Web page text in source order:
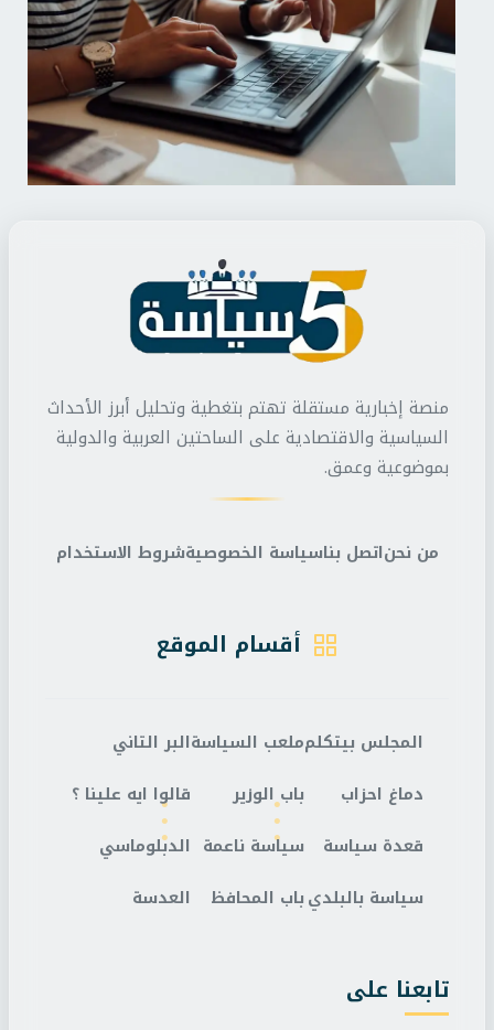
منصة إخبارية مستقلة تهتم بتغطية وتحليل أبرز الأحداث
السياسية والاقتصادية على الساحتين العربية والدولية
بموضوعية وعمق.
من نحناتصل بناسياسة الخصوصيةشروط الاستخدام
أقسام الموقع
المجلس بيتكلم
دماغ احزاب
قعدة سياسة
سياسة بالبلدي
ملعب السياسة
باب الوزير
سياسة ناعمة
باب المحافظ
البر التاني
قالوا ايه علينا ؟
الدبلوماسي
العدسة
تابعنا على